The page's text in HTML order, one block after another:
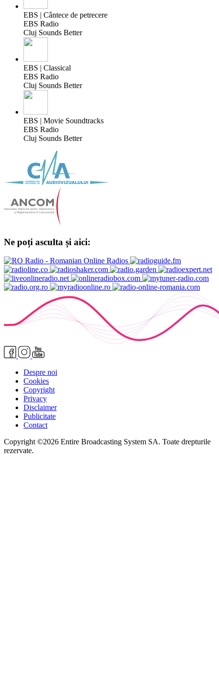
EBS | Cântece de petrecere
EBS Radio
Cluj Sounds Better
EBS | Classical
EBS Radio
Cluj Sounds Better
EBS | Movie Soundtracks
EBS Radio
Cluj Sounds Better
Ne poți asculta și aici:
Despre noi
Cookies
Copyright
Privacy
Disclaimer
Publicitate
Contact
Copyright ©2026 Entire Broadcasting System SA. Toate drepturile
rezervate.